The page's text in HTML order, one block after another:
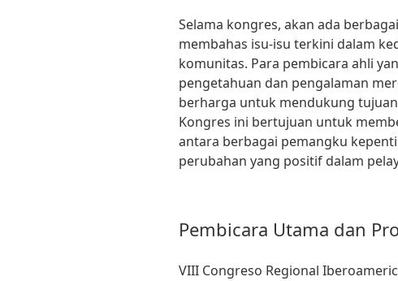
Selama kongres, akan ada
membahas isu-isu terkini dalam
komunitas. Para pembicara ahli
pengetahuan dan pengalaman
berharga untuk mendukung
Kongres ini bertujuan untuk
antara berbagai pemangku
perubahan yang positif dalam
Pembicara Utama dan
VIII Congreso Regional